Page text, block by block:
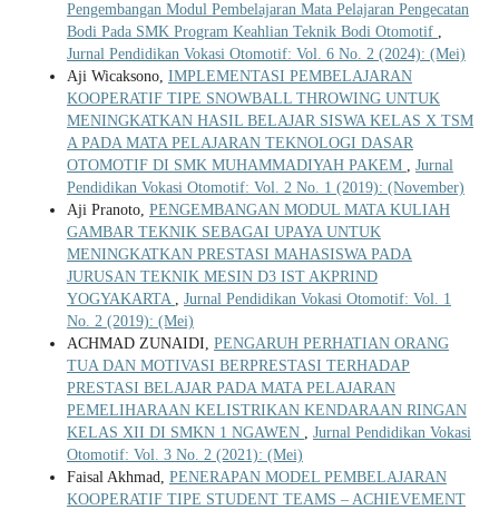
Pengembangan Modul Pembelajaran Mata Pelajaran Pengecatan
Bodi Pada SMK Program Keahlian Teknik Bodi Otomotif ,
Jurnal Pendidikan Vokasi Otomotif: Vol. 6 No. 2 (2024): (Mei)
Aji Wicaksono, IMPLEMENTASI PEMBELAJARAN
KOOPERATIF TIPE SNOWBALL THROWING UNTUK
MENINGKATKAN HASIL BELAJAR SISWA KELAS X TSM
A PADA MATA PELAJARAN TEKNOLOGI DASAR
OTOMOTIF DI SMK MUHAMMADIYAH PAKEM , Jurnal
Pendidikan Vokasi Otomotif: Vol. 2 No. 1 (2019): (November)
Aji Pranoto, PENGEMBANGAN MODUL MATA KULIAH
GAMBAR TEKNIK SEBAGAI UPAYA UNTUK
MENINGKATKAN PRESTASI MAHASISWA PADA
JURUSAN TEKNIK MESIN D3 IST AKPRIND
YOGYAKARTA , Jurnal Pendidikan Vokasi Otomotif: Vol. 1
No. 2 (2019): (Mei)
ACHMAD ZUNAIDI, PENGARUH PERHATIAN ORANG
TUA DAN MOTIVASI BERPRESTASI TERHADAP
PRESTASI BELAJAR PADA MATA PELAJARAN
PEMELIHARAAN KELISTRIKAN KENDARAAN RINGAN
KELAS XII DI SMKN 1 NGAWEN , Jurnal Pendidikan Vokasi
Otomotif: Vol. 3 No. 2 (2021): (Mei)
Faisal Akhmad, PENERAPAN MODEL PEMBELAJARAN
KOOPERATIF TIPE STUDENT TEAMS – ACHIEVEMENT